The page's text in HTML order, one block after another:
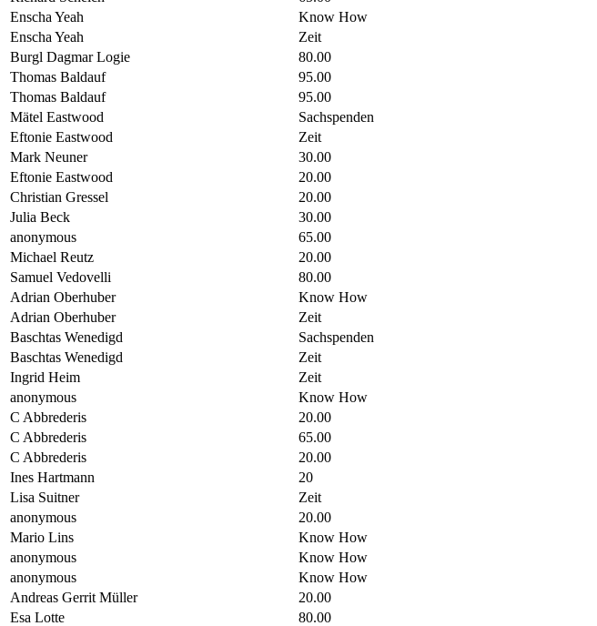
Enscha Yeah
Know How
Enscha Yeah
Zeit
Burgl Dagmar Logie
80.00
Thomas Baldauf
95.00
Thomas Baldauf
95.00
Mätel Eastwood
Sachspenden
Eftonie Eastwood
Zeit
Mark Neuner
30.00
Eftonie Eastwood
20.00
Christian Gressel
20.00
Julia Beck
30.00
anonymous
65.00
Michael Reutz
20.00
Samuel Vedovelli
80.00
Adrian Oberhuber
Know How
Adrian Oberhuber
Zeit
Baschtas Wenedigd
Sachspenden
Baschtas Wenedigd
Zeit
Ingrid Heim
Zeit
anonymous
Know How
C Abbrederis
20.00
C Abbrederis
65.00
C Abbrederis
20.00
Ines Hartmann
20
Lisa Suitner
Zeit
anonymous
20.00
Mario Lins
Know How
anonymous
Know How
anonymous
Know How
Andreas Gerrit Müller
20.00
Esa Lotte
80.00